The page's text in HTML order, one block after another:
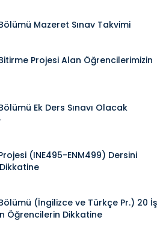
Mazeret Sınav Takvimi
Projesi Alan Öğrencilerimizin
Ek Ders Sınavı Olacak
(INE495-ENM499) Dersini
(İngilizce ve Türkçe Pr.) 20 İş
Öğrencilerin Dikkatine